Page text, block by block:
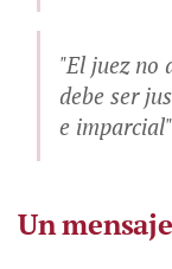
"El juez no
debe ser
e imparcial"
Un